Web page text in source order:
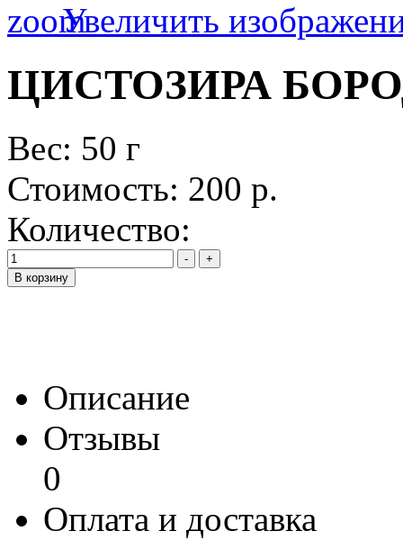
Увеличить
ЦИСТОЗИРА
Вес: 50 г
Стоимость: 200 р.
Количество:
Описание
Отзывы
0
Оплата и доставка